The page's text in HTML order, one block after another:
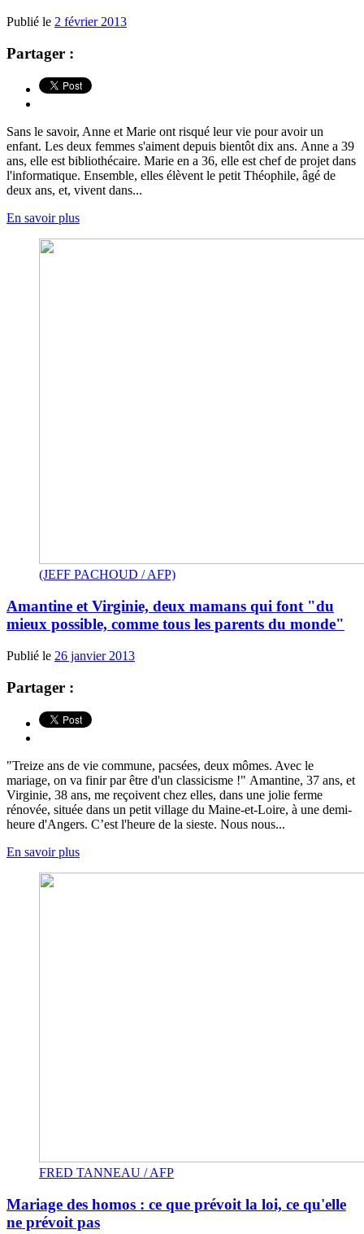
Publié le 2 février 2013
Partager :
Sans le savoir, Anne et Marie ont risqué leur vie pour avoir un
enfant. Les deux femmes s'aiment depuis bientôt dix ans. Anne a 39
ans, elle est bibliothécaire. Marie en a 36, elle est chef de projet dans
l'informatique. Ensemble, elles élèvent le petit Théophile, âgé de
deux ans, et, vivent dans...
En savoir plus
(JEFF PACHOUD / AFP)
Amantine et Virginie, deux mamans qui font "du
mieux possible, comme tous les parents du monde"
Publié le 26 janvier 2013
Partager :
"Treize ans de vie commune, pacsées, deux mômes. Avec le
mariage, on va finir par être d'un classicisme !" Amantine, 37 ans, et
Virginie, 38 ans, me reçoivent chez elles, dans une jolie ferme
rénovée, située dans un petit village du Maine-et-Loire, à une demi-
heure d'Angers. C’est l'heure de la sieste. Nous nous...
En savoir plus
FRED TANNEAU / AFP
Mariage des homos : ce que prévoit la loi, ce qu'elle
ne prévoit pas